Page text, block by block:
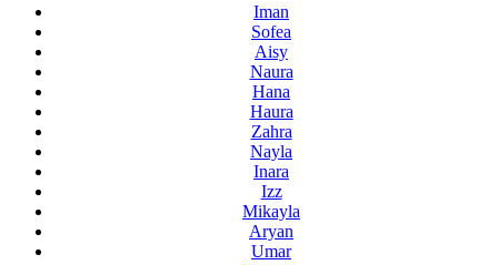
Iman
Sofea
Aisy
Naura
Hana
Haura
Zahra
Nayla
Inara
Izz
Mikayla
Aryan
Umar